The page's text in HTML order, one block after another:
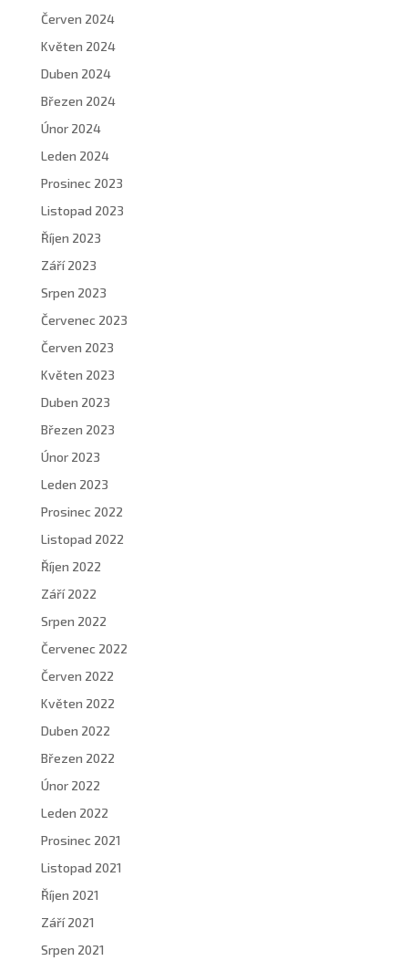
Červen 2024
Květen 2024
Duben 2024
Březen 2024
Únor 2024
Leden 2024
Prosinec 2023
Listopad 2023
Říjen 2023
Září 2023
Srpen 2023
Červenec 2023
Červen 2023
Květen 2023
Duben 2023
Březen 2023
Únor 2023
Leden 2023
Prosinec 2022
Listopad 2022
Říjen 2022
Září 2022
Srpen 2022
Červenec 2022
Červen 2022
Květen 2022
Duben 2022
Březen 2022
Únor 2022
Leden 2022
Prosinec 2021
Listopad 2021
Říjen 2021
Září 2021
Srpen 2021